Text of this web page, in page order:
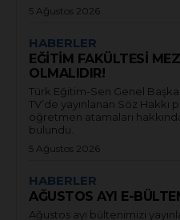
5 Ağustos 2026
HABERLER
EĞİTİM FAKÜLTESİ
OLMALIDIR!
Türk Eğitim-Sen Genel
TV’de yayınlanan Söz Hakkı
öğretmen atamaları
bulundu.
5 Ağustos 2026
HABERLER
AĞUSTOS AYI E-
Ağustos ayı bültenimizi